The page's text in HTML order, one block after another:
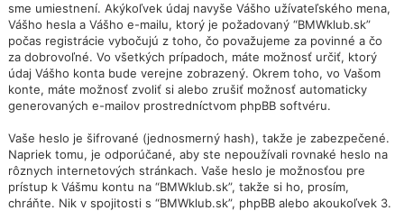
sme umiestnení. Akýkoľvek údaj navyše Vášho užívateľského mena,
Vášho hesla a Vášho e-mailu, ktorý je požadovaný “BMWklub.sk”
počas registrácie vybočujú z toho, čo považujeme za povinné a čo
za dobrovoľné. Vo všetkých prípadoch, máte možnosť určiť, ktorý
údaj Vášho konta bude verejne zobrazený. Okrem toho, vo Vašom
konte, máte možnosť zvoliť si alebo zrušiť možnosť automaticky
generovaných e-mailov prostredníctvom phpBB softvéru.
Vaše heslo je šifrované (jednosmerný hash), takže je zabezpečené.
Napriek tomu, je odporúčané, aby ste nepoužívali rovnaké heslo na
rôznych internetových stránkach. Vaše heslo je možnosťou pre
prístup k Vášmu kontu na “BMWklub.sk”, takže si ho, prosím,
chráňte. Nik v spojitosti s “BMWklub.sk”, phpBB alebo akoukoľvek 3.